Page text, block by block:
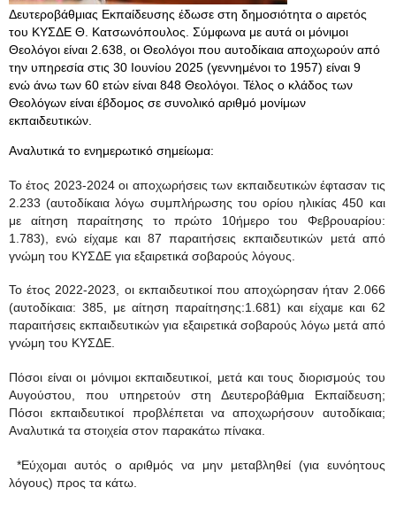
Δευτεροβάθμιας Εκπαίδευσης έδωσε στη δημοσιότητα ο αιρετός
του ΚΥΣΔΕ Θ. Κατσωνόπουλος. Σύμφωνα με αυτά οι μόνιμοι
Θεολόγοι είναι 2.638, οι Θεολόγοι που αυτοδίκαια αποχωρούν από
την υπηρεσία στις 30 Ιουνίου 2025 (γεννημένοι το 1957) είναι 9
ενώ άνω των 60 ετών είναι 848 Θεολόγοι. Τέλος ο κλάδος των
Θεολόγων είναι έβδομος σε συνολικό αριθμό μονίμων
εκπαιδευτικών.
Αναλυτικά το ενημερωτικό σημείωμα:
Το έτος 2023-2024 οι αποχωρήσεις των εκπαιδευτικών έφτασαν τις
2.233 (αυτοδίκαια λόγω συμπλήρωσης του ορίου ηλικίας 450 και
με αίτηση παραίτησης το πρώτο 10ήμερο του Φεβρουαρίου:
1.783), ενώ είχαμε και 87 παραιτήσεις εκπαιδευτικών μετά από
γνώμη του ΚΥΣΔΕ για εξαιρετικά σοβαρούς λόγους.
Το έτος 2022-2023, οι εκπαιδευτικοί που αποχώρησαν ήταν 2.066
(αυτοδίκαια: 385, με αίτηση παραίτησης:1.681) και είχαμε και 62
παραιτήσεις εκπαιδευτικών για εξαιρετικά σοβαρούς λόγω μετά από
γνώμη του ΚΥΣΔΕ.
Πόσοι είναι οι μόνιμοι εκπαιδευτικοί, μετά και τους διορισμούς του
Αυγούστου, που υπηρετούν στη Δευτεροβάθμια Εκπαίδευση;
Πόσοι εκπαιδευτικοί προβλέπεται να αποχωρήσουν αυτοδίκαια;
Αναλυτικά τα στοιχεία στον παρακάτω πίνακα.
*Εύχομαι αυτός ο αριθμός να μην μεταβληθεί (για ευνόητους
λόγους) προς τα κάτω.